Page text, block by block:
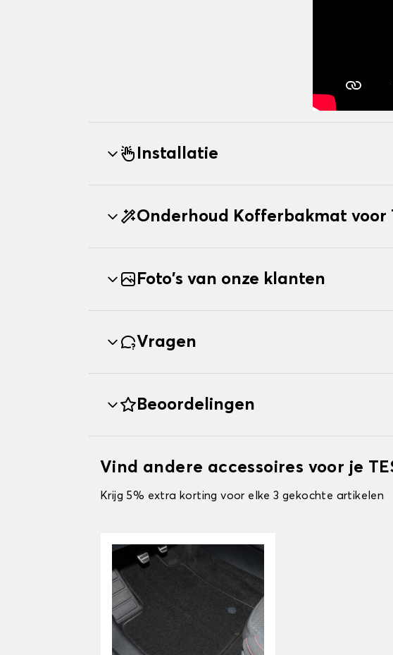
Installatie
Onderhoud Kofferbakmat voor
Foto's van onze klanten
Vragen
Beoordelingen
Vind andere accessoires voor je
Krijg 5% extra korting voor elke 3 gekochte artikelen